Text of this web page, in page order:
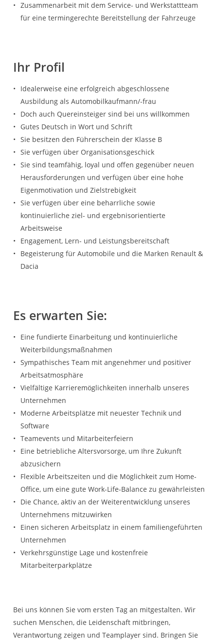
Zusammenarbeit mit dem Service- und Werkstattteam
für eine termingerechte Bereitstellung der Fahrzeuge
Ihr Profil
Idealerweise eine erfolgreich abgeschlossene
Ausbildung als Automobilkaufmann/-frau
Doch auch Quereinsteiger sind bei uns willkommen
Gutes Deutsch in Wort und Schrift
Sie besitzen den Führerschein der Klasse B
Sie verfügen über Organisationsgeschick
Sie sind teamfähig, loyal und offen gegenüber neuen
Herausforderungen und verfügen über eine hohe
Eigenmotivation und Zielstrebigkeit
Sie verfügen über eine beharrliche sowie
kontinuierliche ziel- und ergebnisorientierte
Arbeitsweise
Engagement, Lern- und Leistungsbereitschaft
Begeisterung für Automobile und die Marken Renault &
Dacia
Es erwarten Sie:
Eine fundierte Einarbeitung und kontinuierliche
Weiterbildungsmaßnahmen
Sympathisches Team mit angenehmer und positiver
Arbeitsatmosphäre
Vielfältige Karrieremöglichkeiten innerhalb unseres
Unternehmen
Moderne Arbeitsplätze mit neuester Technik und
Software
Teamevents und Mitarbeiterfeiern
Eine betriebliche Altersvorsorge, um Ihre Zukunft
abzusichern
Flexible Arbeitszeiten und die Möglichkeit zum Home-
Office, um eine gute Work-Life-Balance zu gewährleisten
Die Chance, aktiv an der Weiterentwicklung unseres
Unternehmens mitzuwirken
Einen sicheren Arbeitsplatz in einem familiengeführten
Unternehmen
Verkehrsgünstige Lage und kostenfreie
Mitarbeiterparkplätze
Bei uns können Sie vom ersten Tag an mitgestalten. Wir
suchen Menschen, die Leidenschaft mitbringen,
Verantwortung zeigen und Teamplayer sind. Bringen Sie